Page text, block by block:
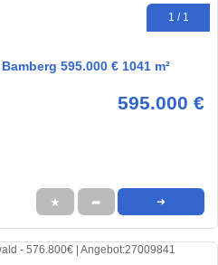
1 / 1
595.000 € 1041 m²
595.000 €
★ ➦ ➜